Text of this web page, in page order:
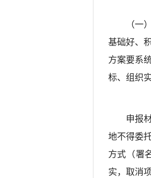
（一）
基础好、
方案要系
标、组织
申报材
地不得委
方式（署
实，取消